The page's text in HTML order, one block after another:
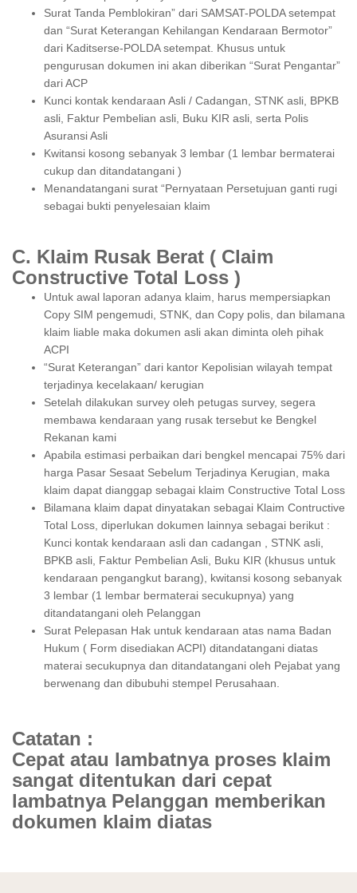
Surat Tanda Pemblokiran” dari SAMSAT-POLDA setempat
dan “Surat Keterangan Kehilangan Kendaraan Bermotor”
dari Kaditserse-POLDA setempat. Khusus untuk
pengurusan dokumen ini akan diberikan “Surat Pengantar”
dari ACP
Kunci kontak kendaraan Asli / Cadangan, STNK asli, BPKB
asli, Faktur Pembelian asli, Buku KIR asli, serta Polis
Asuransi Asli
Kwitansi kosong sebanyak 3 lembar (1 lembar bermaterai
cukup dan ditandatangani )
Menandatangani surat “Pernyataan Persetujuan ganti rugi
sebagai bukti penyelesaian klaim
C. Klaim Rusak Berat ( Claim
Constructive Total Loss )
Untuk awal laporan adanya klaim, harus mempersiapkan
Copy SIM pengemudi, STNK, dan Copy polis, dan bilamana
klaim liable maka dokumen asli akan diminta oleh pihak
ACPI
“Surat Keterangan” dari kantor Kepolisian wilayah tempat
terjadinya kecelakaan/ kerugian
Setelah dilakukan survey oleh petugas survey, segera
membawa kendaraan yang rusak tersebut ke Bengkel
Rekanan kami
Apabila estimasi perbaikan dari bengkel mencapai 75% dari
harga Pasar Sesaat Sebelum Terjadinya Kerugian, maka
klaim dapat dianggap sebagai klaim Constructive Total Loss
Bilamana klaim dapat dinyatakan sebagai Klaim Contructive
Total Loss, diperlukan dokumen lainnya sebagai berikut :
Kunci kontak kendaraan asli dan cadangan , STNK asli,
BPKB asli, Faktur Pembelian Asli, Buku KIR (khusus untuk
kendaraan pengangkut barang), kwitansi kosong sebanyak
3 lembar (1 lembar bermaterai secukupnya) yang
ditandatangani oleh Pelanggan
Surat Pelepasan Hak untuk kendaraan atas nama Badan
Hukum ( Form disediakan ACPI) ditandatangani diatas
materai secukupnya dan ditandatangani oleh Pejabat yang
berwenang dan dibubuhi stempel Perusahaan.
Catatan :
Cepat atau lambatnya proses klaim
sangat ditentukan dari cepat
lambatnya Pelanggan memberikan